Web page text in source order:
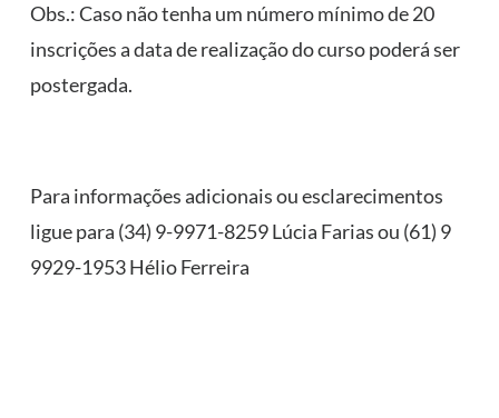
Obs.: Caso não tenha um número mínimo de 20
inscrições a data de realização do curso poderá ser
postergada.
Para informações adicionais ou esclarecimentos
ligue para (34) 9-9971-8259 Lúcia Farias ou (61) 9
9929-1953 Hélio Ferreira